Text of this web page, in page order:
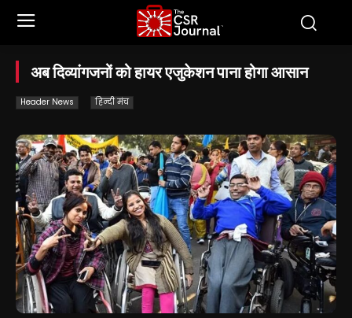
अब दिव्यांगजनों को हायर एजुकेशन पाना होगा आसान
Header News हिन्दी मंच